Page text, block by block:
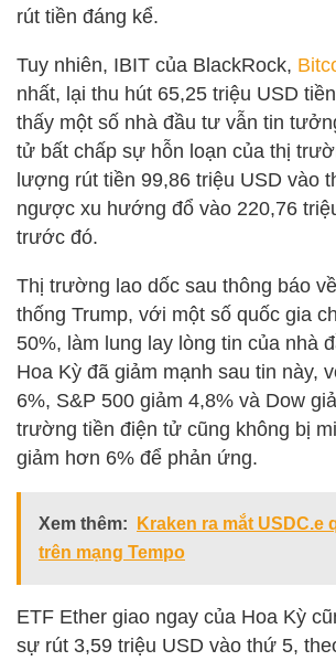
rút tiền đáng kể.
Tuy nhiên, IBIT của BlackRock,
nhất, lại thu hút 65,25 triệu USD
thấy một số nhà đầu tư vẫn tin
tử bất chấp sự hỗn loạn của thị
lượng rút tiền 99,86 triệu USD vào
ngược xu hướng đổ vào 220,76
trước đó.
Thị trường lao dốc sau thông báo
thống Trump, với một số quốc gia
50%, làm lung lay lòng tin của nhà
Hoa Kỳ đã giảm mạnh sau tin này,
6%, S&P 500 giảm 4,8% và Dow
trường tiền điện tử cũng không bị
giảm hơn 6% để phản ứng.
Xem thêm:
Kraken ra mắt USDC.e
trên mạng Tempo
ETF Ether giao ngay của Hoa Kỳ
sự rút 3,59 triệu USD vào thứ 5,